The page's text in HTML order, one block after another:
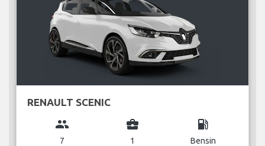
RENAULT SCENIC
group
7
business_center
1
local_gas_station
Bensin